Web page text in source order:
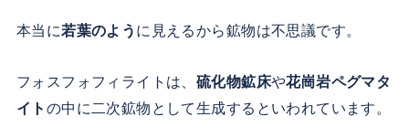
本当に若葉のよう に見えるから鉱物は不思議です。
フォスフォフィライトは、 硫化物鉱床や花崗岩ペグマタ
イト の中に二次鉱物として生成するといわれています。